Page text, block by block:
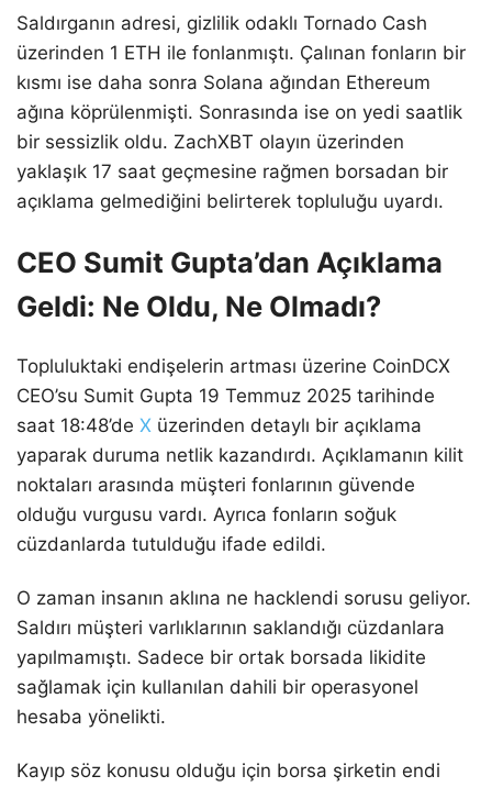
Saldırganın adresi, gizlilik odaklı Tornado Cash
üzerinden 1 ETH ile fonlanmıştı. Çalınan fonların bir
kısmı ise daha sonra Solana ağından Ethereum
ağına köprülenmişti. Sonrasında ise on yedi saatlik
bir sessizlik oldu. ZachXBT olayın üzerinden
yaklaşık 17 saat geçmesine rağmen borsadan bir
açıklama gelmediğini belirterek topluluğu uyardı.
CEO Sumit Gupta’dan Açıklama
Geldi: Ne Oldu, Ne Olmadı?
Topluluktaki endişelerin artması üzerine CoinDCX
CEO’su Sumit Gupta 19 Temmuz 2025 tarihinde
saat 18:48’de X üzerinden detaylı bir açıklama
yaparak duruma netlik kazandırdı. Açıklamanın kilit
noktaları arasında müşteri fonlarının güvende
olduğu vurgusu vardı. Ayrıca fonların soğuk
cüzdanlarda tutulduğu ifade edildi.
O zaman insanın aklına ne hacklendi sorusu geliyor.
Saldırı müşteri varlıklarının saklandığı cüzdanlara
yapılmamıştı. Sadece bir ortak borsada likidite
sağlamak için kullanılan dahili bir operasyonel
hesaba yönelikti.
Kayıp söz konusu olduğu için borsa şirketin endi